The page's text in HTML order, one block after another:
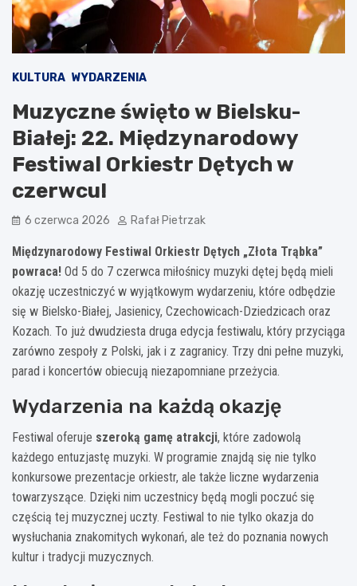
KULTURA WYDARZENIA
Muzyczne święto w Bielsku-
Białej: 22. Międzynarodowy
Festiwal Orkiestr Dętych w
czerwcu!
6 czerwca 2026 Rafał Pietrzak
Międzynarodowy Festiwal Orkiestr Dętych „Złota Trąbka”
powraca! Od 5 do 7 czerwca miłośnicy muzyki dętej będą mieli
okazję uczestniczyć w wyjątkowym wydarzeniu, które odbędzie
się w Bielsko-Białej, Jasienicy, Czechowicach-Dziedzicach oraz
Kozach. To już dwudziesta druga edycja festiwalu, który przyciąga
zarówno zespoły z Polski, jak i z zagranicy. Trzy dni pełne muzyki,
parad i koncertów obiecują niezapomniane przeżycia.
Wydarzenia na każdą okazję
Festiwal oferuje szeroką gamę atrakcji, które zadowolą
każdego entuzjastę muzyki. W programie znajdą się nie tylko
konkursowe prezentacje orkiestr, ale także liczne wydarzenia
towarzyszące. Dzięki nim uczestnicy będą mogli poczuć się
częścią tej muzycznej uczty. Festiwal to nie tylko okazja do
wysłuchania znakomitych wykonań, ale też do poznania nowych
kultur i tradycji muzycznych.